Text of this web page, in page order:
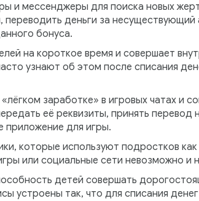
и мессенджеры для поиска новых
переводить деньги за
бонуса.
на короткое время и совершает
узнают об этом после списания
заработке» в игровых чатах и
её реквизиты, принять перевод
приложение для игры.
которые используют подростков
или социальные сети невозможно и
детей совершать
устроены так, что для списания